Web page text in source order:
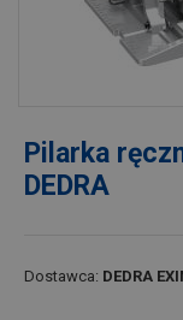
Pilarka
DEDRA
Dostawca: DEDRA